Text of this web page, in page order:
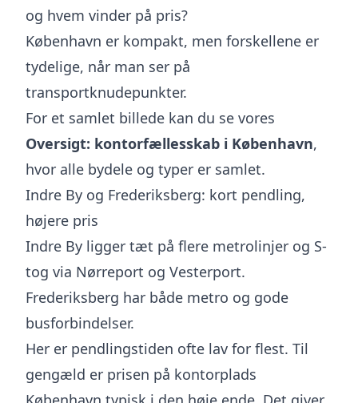
og hvem vinder på pris?
København er kompakt, men forskellene er
tydelige, når man ser på
transportknudepunkter.
For et samlet billede kan du se vores
Oversigt: kontorfællesskab i København,
hvor alle bydele og typer er samlet.
Indre By og Frederiksberg: kort pendling,
højere pris
Indre By ligger tæt på flere metrolinjer og S-
tog via Nørreport og Vesterport.
Frederiksberg har både metro og gode
busforbindelser.
Her er pendlingstiden ofte lav for flest. Til
gengæld er prisen på kontorplads